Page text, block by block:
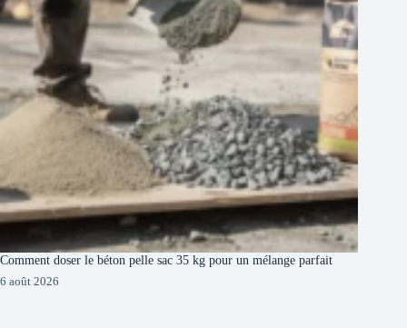
Comment doser le béton pelle sac 35 kg pour un mélange parfait
6 août 2026